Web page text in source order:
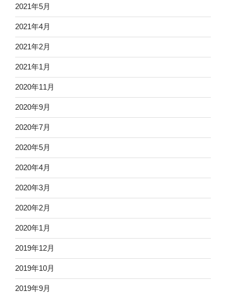
2021年5月
2021年4月
2021年2月
2021年1月
2020年11月
2020年9月
2020年7月
2020年5月
2020年4月
2020年3月
2020年2月
2020年1月
2019年12月
2019年10月
2019年9月